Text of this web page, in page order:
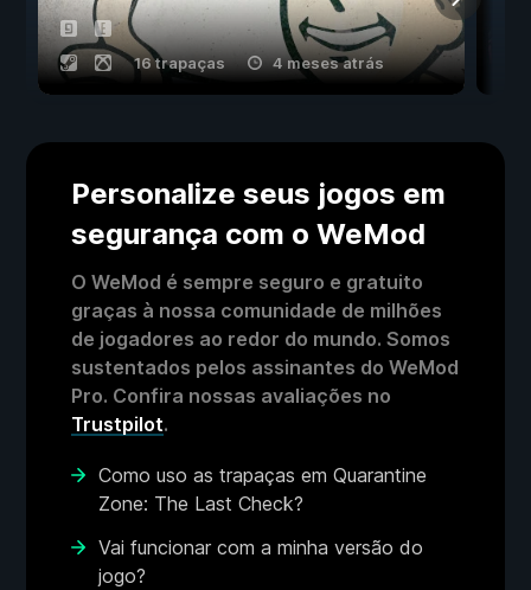
16 trapaças 4 meses atrás
Personalize seus jogos em
segurança com o WeMod
O WeMod é sempre seguro e gratuito
graças à nossa comunidade de milhões
de jogadores ao redor do mundo. Somos
sustentados pelos assinantes do WeMod
Pro. Confira nossas avaliações no
Trustpilot.
Como uso as trapaças em Quarantine
Zone: The Last Check?
Vai funcionar com a minha versão do
jogo?